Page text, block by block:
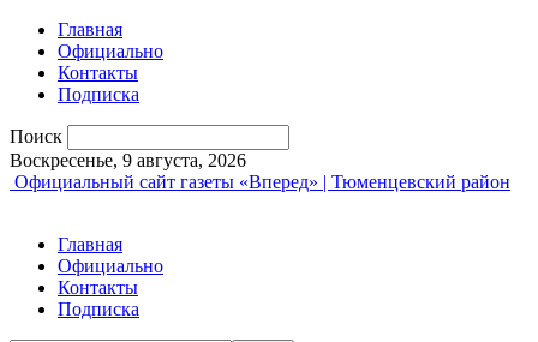
Главная
Официально
Контакты
Подписка
Поиск
Воскресенье, 9 августа, 2026
Официальный сайт газеты «Вперед» | Тюменцевский район
Главная
Официально
Контакты
Подписка